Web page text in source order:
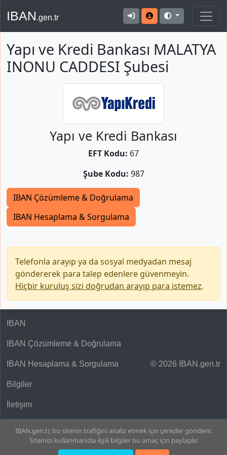
IBAN.gen.tr
Yapı ve Kredi Bankası MALATYA
INONU CADDESI Şubesi
Yapı ve Kredi Bankası
EFT Kodu: 67
Şube Kodu: 987
IBAN Çözümleme & Doğrulama
IBAN Hesaplama & Sorgulama
Telefonla arayıp ya da sosyal medyadan mesaj
göndererek para talep edenlere güvenmeyin.
Hiçbir kuruluş sizi doğrudan arayıp para istemez.
© 2026 IBAN.gen.tr
IBAN
IBAN Çözümleme & Doğrulama
IBAN Hesaplama & Sorgulama
Bilgiler
İletişim
IBAN.gen.tr, bu sitenin trafiğini analiz etmek için çerezler gönderir.
Sitemizi kullanmanızla ilgili bilgiler bu amaç için paylaşılır.